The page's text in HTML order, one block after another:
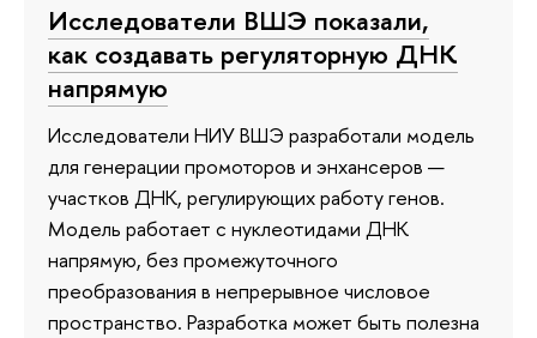
Исследователи ВШЭ показали,
как создавать регуляторную ДНК
напрямую
Исследователи НИУ ВШЭ разработали модель
для генерации промоторов и энхансеров —
участков ДНК, регулирующих работу генов.
Модель работает с нуклеотидами ДНК
напрямую, без промежуточного
преобразования в непрерывное числовое
пространство. Разработка может быть полезна